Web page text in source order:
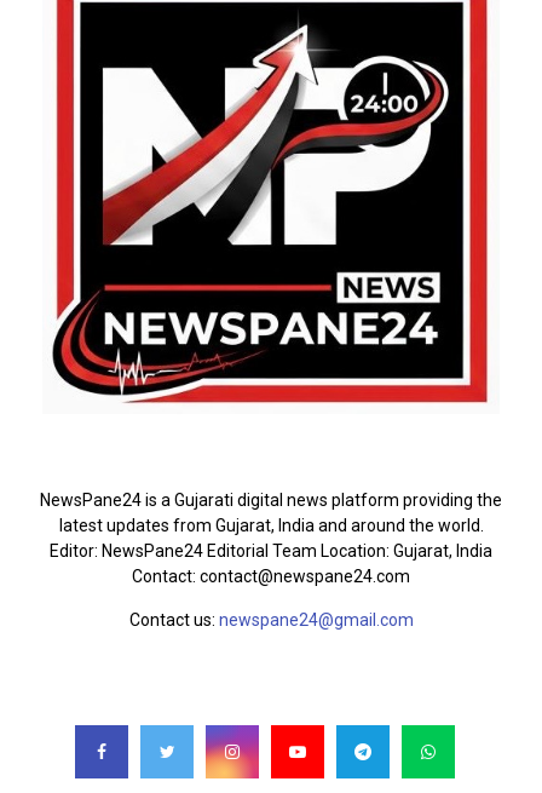
NewsPane24 is a Gujarati digital news platform providing the
latest updates from Gujarat, India and around the world.
Editor: NewsPane24 Editorial Team Location: Gujarat, India
Contact: contact@newspane24.com
Contact us: newspane24@gmail.com